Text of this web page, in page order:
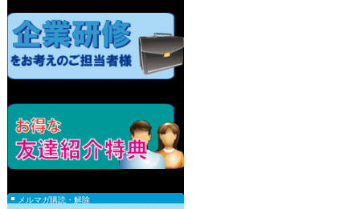
メルマガ購読・解除